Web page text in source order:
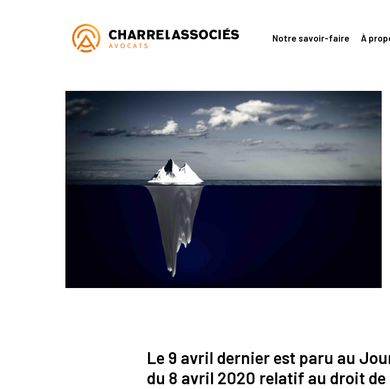
Notre savoir-faire À
Le 9 avril dernier est paru au
du 8 avril 2020 relatif au droit